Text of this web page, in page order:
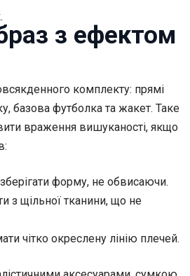
з ефектом
комплекту: прямі
базова футболка та жакет. Таке
враження вишуканості, якщо
форму, не обвисаючи.
з щільної тканини, що не
чітко окреслену лінію плечей.